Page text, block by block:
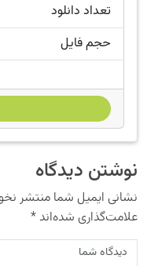
تعداد دانلود
حجم فایل
نوشتن دیدگاه
نشانی ایمیل شما منتشر
علامت‌گذاری شده‌اند*